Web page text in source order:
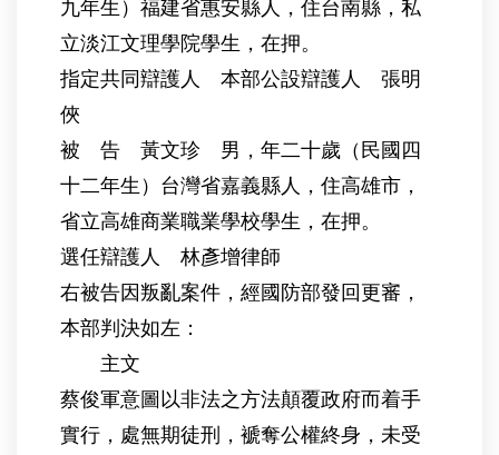
九年生）福建省惠安縣人，住台南縣，私
立淡江文理學院學生，在押。
指定共同辯護人 本部公設辯護人 張明
俠
被 告 黃文珍 男，年二十歲（民國四
十二年生）台灣省嘉義縣人，住高雄市，
省立高雄商業職業學校學生，在押。
選任辯護人 林彥增律師
右被告因叛亂案件，經國防部發回更審，
本部判決如左：
主文
蔡俊軍意圖以非法之方法顛覆政府而着手
實行，處無期徒刑，褫奪公權終身，未受